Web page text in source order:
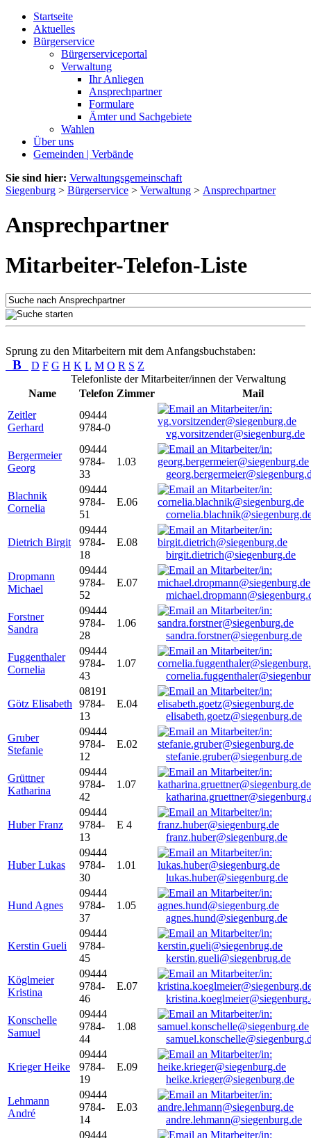
Startseite
Aktuelles
Bürgerservice
Bürgerserviceportal
Verwaltung
Ihr Anliegen
Ansprechpartner
Formulare
Ämter und Sachgebiete
Wahlen
Über uns
Gemeinden | Verbände
Sie sind hier: Verwaltungsgemeinschaft
Siegenburg > Bürgerservice > Verwaltung > Ansprechpartner
Ansprechpartner
Mitarbeiter-Telefon-Liste
Sprung zu den Mitarbeitern mit dem Anfangsbuchstaben:
B D F G H K L M O R S Z
Telefonliste der Mitarbeiter/innen der Verwaltung
Name
Telefon Zimmer
Mail
Zeitler
Gerhard
09444
9784-0
vg.vorsitzender@siegenburg.de
Bergermeier
Georg
09444
9784-
33
1.03
Blachnik
Cornelia
09444
9784-
51
E.06
Dietrich Birgit
09444
9784-
18
E.08
birgit.dietrich@siegenburg.de
Dropmann
Michael
09444
9784-
52
E.07
Forstner
Sandra
09444
9784-
28
1.06
sandra.forstner@siegenburg.de
Fuggenthaler
Cornelia
09444
9784-
43
1.07
Götz Elisabeth
08191
9784-
13
E.04
elisabeth.goetz@siegenburg.de
Gruber
Stefanie
09444
9784-
12
E.02
stefanie.gruber@siegenburg.de
Grüttner
Katharina
09444
9784-
42
1.07
Huber Franz
09444
9784-
13
E 4
franz.huber@siegenburg.de
Huber Lukas
09444
9784-
30
1.01
lukas.huber@siegenburg.de
Hund Agnes
09444
9784-
37
1.05
agnes.hund@siegenburg.de
Kerstin Gueli
09444
9784-
45
kerstin.gueli@siegenbrug.de
Köglmeier
Kristina
09444
9784-
46
E.07
Konschelle
Samuel
09444
9784-
44
1.08
Krieger Heike
09444
9784-
19
E.09
heike.krieger@siegenburg.de
Lehmann
André
09444
9784-
14
E.03
andre.lehmann@siegenburg.de
09444